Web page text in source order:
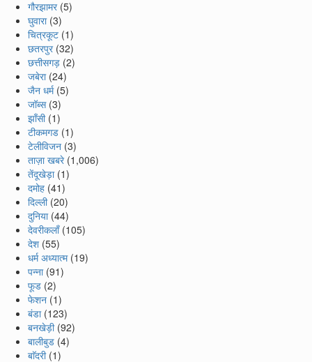
गौरझामर(5)
घुवारा(3)
चित्रकूट (1)
छतरपुर(32)
छत्तीसगड़ (2)
जबेरा(24)
जैन धर्म(5)
जॉब्स(3)
झाँसी(1)
टीकमगड (1)
टेलीविजन (3)
ताज़ा खबरे(1,006)
तेंदूखेड़ा(1)
दमोह (41)
दिल्ली(20)
दुनिया(44)
देवरीकलाँ(105)
देश (55)
धर्म अध्यात्म(19)
पन्ना(91)
फूड (2)
फेशन (1)
बंडा(123)
बनखेड़ी(92)
बालीबुड (4)
बाॅदरी(1)